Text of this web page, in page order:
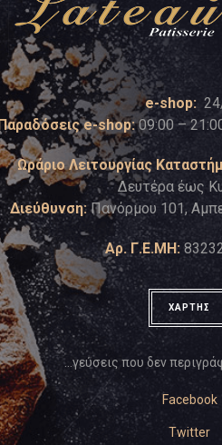
e-shop:
e-shop:09:00 –
Ωράριο Λειτουργίας
Δευτέρα έως
Διεύθυνση: Πανόρμου 101,
Αρ. Γ.Ε.ΜΗ:
ΧΑΡΤΗΣ
…γεύσεις που δεν
Facebook
Twitter